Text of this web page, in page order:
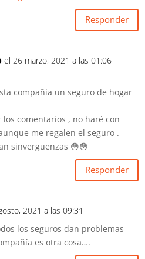
Responder
el 26 marzo, 2021 a las 01:06
compañía un seguro de hogar
los comentarios , no haré con
me regalen el seguro .
sinverguenzas 😳😳
Responder
2021 a las 09:31
los seguros dan problemas
es otra cosa….